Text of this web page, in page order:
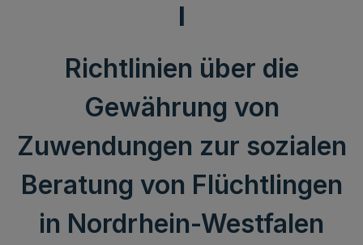
I
Richtlinien über die
Gewährung von
Zuwendungen zur sozialen
Beratung von Flüchtlingen
in Nordrhein-Westfalen